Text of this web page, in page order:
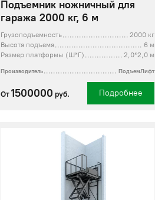
Подъемник ножничный для
гаража 2000 кг, 6 м
Грузоподъемность
2000 кг
Высота подъема
6 м
Размер платформы (Ш*Г)
2,0*2,0 м
Производитель ПодъемЛифт
От 1500000 руб. Подробнее